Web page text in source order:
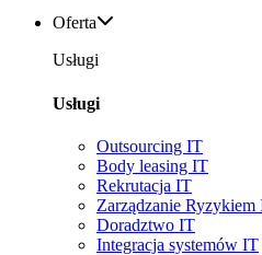
Oferta
Usługi
Usługi
Outsourcing IT
Body leasing IT
Rekrutacja IT
Zarządzanie Ryzykiem
Doradztwo IT
Integracja systemów IT